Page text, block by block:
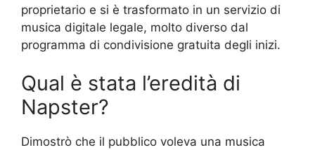
proprietario e si è trasformato in un servizio di
musica digitale legale, molto diverso dal
programma di condivisione gratuita degli inizi.
Qual è stata l’eredità di
Napster?
Dimostrò che il pubblico voleva una musica